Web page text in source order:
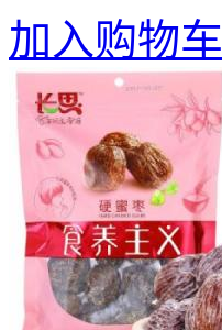
加入购物车